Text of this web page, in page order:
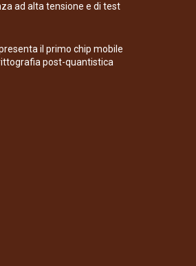
ad alta tensione e di test
il primo chip mobile
post-quantistica